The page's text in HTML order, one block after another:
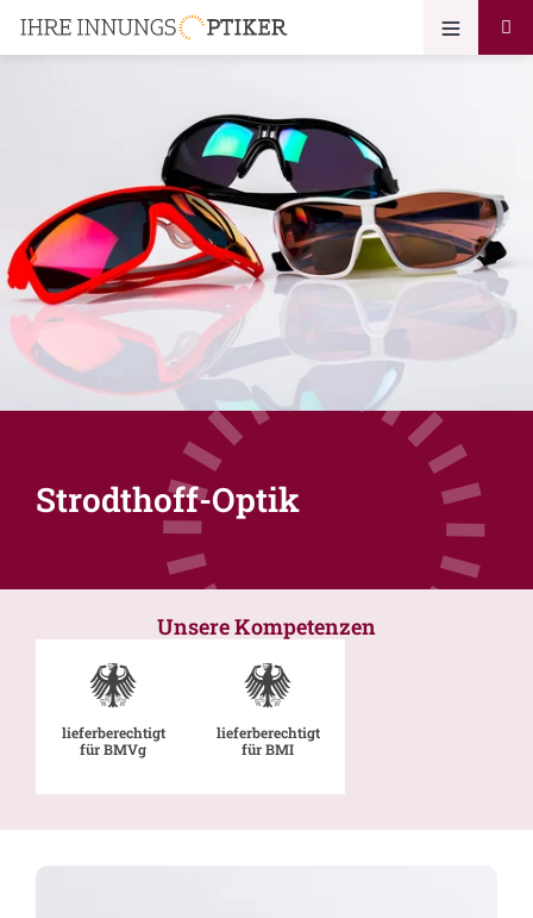
Strodthoff-Optik
Unsere Kompetenzen
lieferberechtigt
für BMVg
lieferberechtigt
für BMI